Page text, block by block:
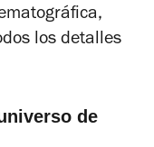
los detalles
de